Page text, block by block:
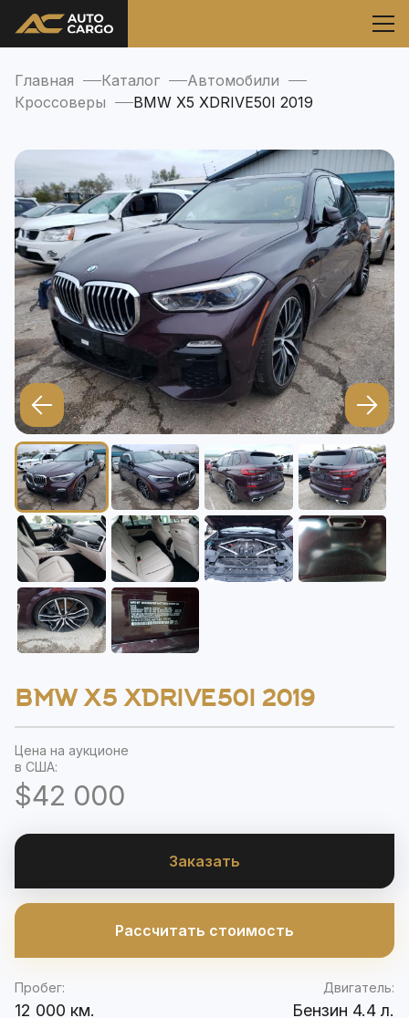
Главная Каталог
Автомобили
Кроссоверы
BMW X5 XDRIVE50I 2019
BMW X5 XDRIVE50I 2019
Цена на аукционе
в США:
$42 000
Заказать
Рассчитать стоимость
Пробег:
12 000 км.
Двигатель:
Бензин 4.4 л.